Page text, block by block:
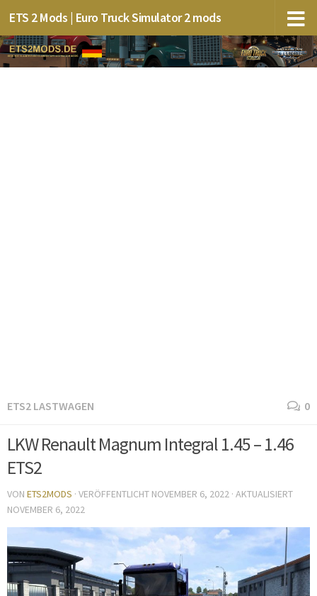
ETS 2 Mods | Euro Truck Simulator 2 mods
ETS2 LASTWAGEN 0
LKW Renault Magnum Integral 1.45 – 1.46
ETS2
VON ETS2MODS · VERÖFFENTLICHT NOVEMBER 6, 2022 · AKTUALISIERT
NOVEMBER 6, 2022